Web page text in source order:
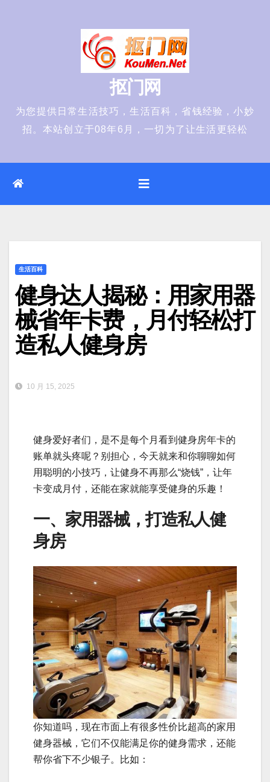
抠门网
为您提供日常生活技巧，生活百科，省钱经验，小妙
招。本站创立于08年6月，一切为了让生活更轻松
生活百科
健身达人揭秘：用家用器
械省年卡费，月付轻松打
造私人健身房
10 月 15, 2025
健身爱好者们，是不是每个月看到健身房年卡的
账单就头疼呢？别担心，今天就来和你聊聊如何
用聪明的小技巧，让健身不再那么“烧钱”，让年
卡变成月付，还能在家就能享受健身的乐趣！
一、家用器械，打造私人健
身房
你知道吗，现在市面上有很多性价比超高的家用
健身器械，它们不仅能满足你的健身需求，还能
帮你省下不少银子。比如：